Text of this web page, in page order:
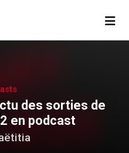
des sorties de
en podcast